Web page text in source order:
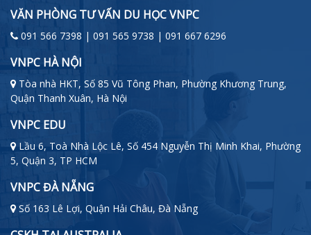
VĂN PHÒNG TƯ VẤN DU HỌC VNPC
091 566 7398 | 091 565 9738 | 091 667 6296
VNPC HÀ NỘI
Tòa nhà HKT, Số 85 Vũ Tông Phan, Phường Khương Trung,
Quận Thanh Xuân, Hà Nội
VNPC EDU
Lầu 6, Toà Nhà Lộc Lê, Số 454 Nguyễn Thị Minh Khai, Phường
5, Quận 3, TP HCM
VNPC ĐÀ NẴNG
Số 163 Lê Lợi, Quận Hải Châu, Đà Nẵng